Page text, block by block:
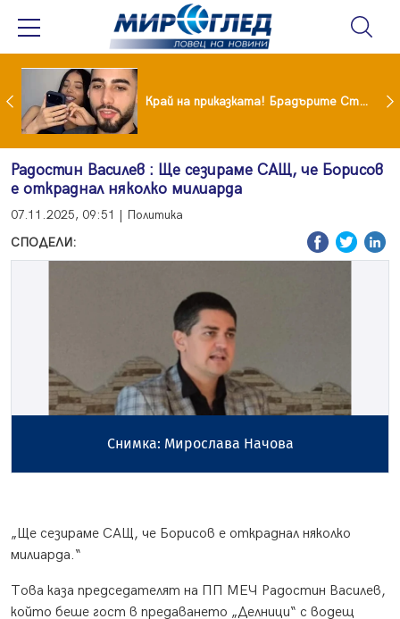
Коцето удари джакпота! Държавата му плаща 95 000 евро Край на приказката! Брадърите Стефан и Сияна се разделиха с гръм и трясък
Радостин Василев : Ще сезираме САЩ, че Борисов
е откраднал няколко милиарда
07.11.2025, 09:51 | Политика
СПОДЕЛИ:
Снимка: Мирослава Начова
„Ще сезираме САЩ, че Борисов е откраднал няколко
милиарда.“
Това каза председателят на ПП МЕЧ Радостин Василев,
който беше гост в предаването „Делници“ с водещ